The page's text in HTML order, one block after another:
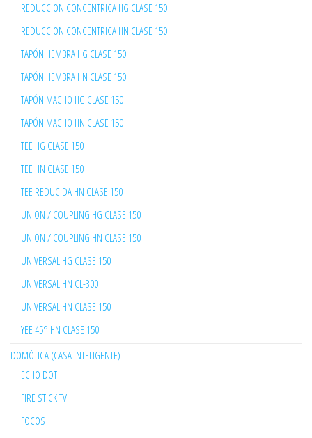
REDUCCION CONCENTRICA HG CLASE 150
REDUCCION CONCENTRICA HN CLASE 150
TAPÓN HEMBRA HG CLASE 150
TAPÓN HEMBRA HN CLASE 150
TAPÓN MACHO HG CLASE 150
TAPÓN MACHO HN CLASE 150
TEE HG CLASE 150
TEE HN CLASE 150
TEE REDUCIDA HN CLASE 150
UNION / COUPLING HG CLASE 150
UNION / COUPLING HN CLASE 150
UNIVERSAL HG CLASE 150
UNIVERSAL HN CL-300
UNIVERSAL HN CLASE 150
YEE 45° HN CLASE 150
DOMÓTICA (CASA INTELIGENTE)
ECHO DOT
FIRE STICK TV
FOCOS